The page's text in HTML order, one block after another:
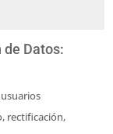
Datos:
rectificación,